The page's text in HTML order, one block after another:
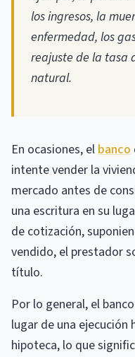
los ingresos, la
enfermedad, los
reajuste de la tasa
natural.
En ocasiones, elbanco
intente vender la
mercado antes de
una escritura en su
de cotización,
vendido, el prestador
título.
Por lo general, el
lugar de una ejecución
hipoteca, lo que